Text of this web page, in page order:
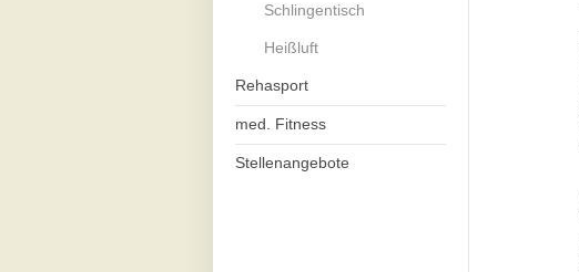
Schlingentisch
Heißluft
Rehasport
med. Fitness
Stellenangebote